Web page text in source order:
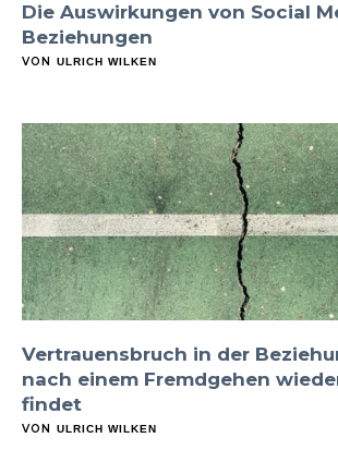
Die Auswirkungen von Social
Beziehungen
VON ULRICH WILKEN
Vertrauensbruch in der
nach einem Fremdgehen
findet
VON ULRICH WILKEN